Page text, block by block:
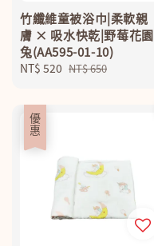
竹纖維童被浴巾|柔軟親
膚 × 吸水快乾|野莓花園
兔(AA595-01-10)
Sale
NT$ 520 Regular
NT$ 650
優惠